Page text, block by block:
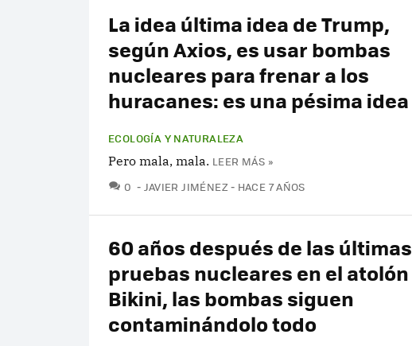
La idea última idea de Trump,
según Axios, es usar bombas
nucleares para frenar a los
huracanes: es una pésima idea
ECOLOGÍA Y NATURALEZA
Pero mala, mala. LEER MÁS »
0 COMENTARIOS
JAVIER JIMÉNEZ HACE 7 AÑOS
60 años después de las últimas
pruebas nucleares en el atolón
Bikini, las bombas siguen
contaminándolo todo